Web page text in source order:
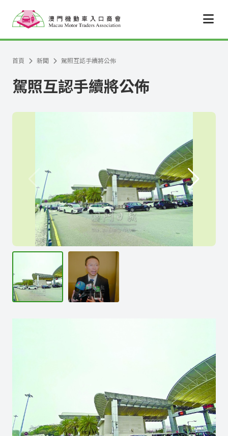
首頁 新聞 駕照互認手續將公佈
駕照互認手續將公佈